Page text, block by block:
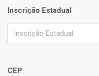
Inscrição Estadual
CEP